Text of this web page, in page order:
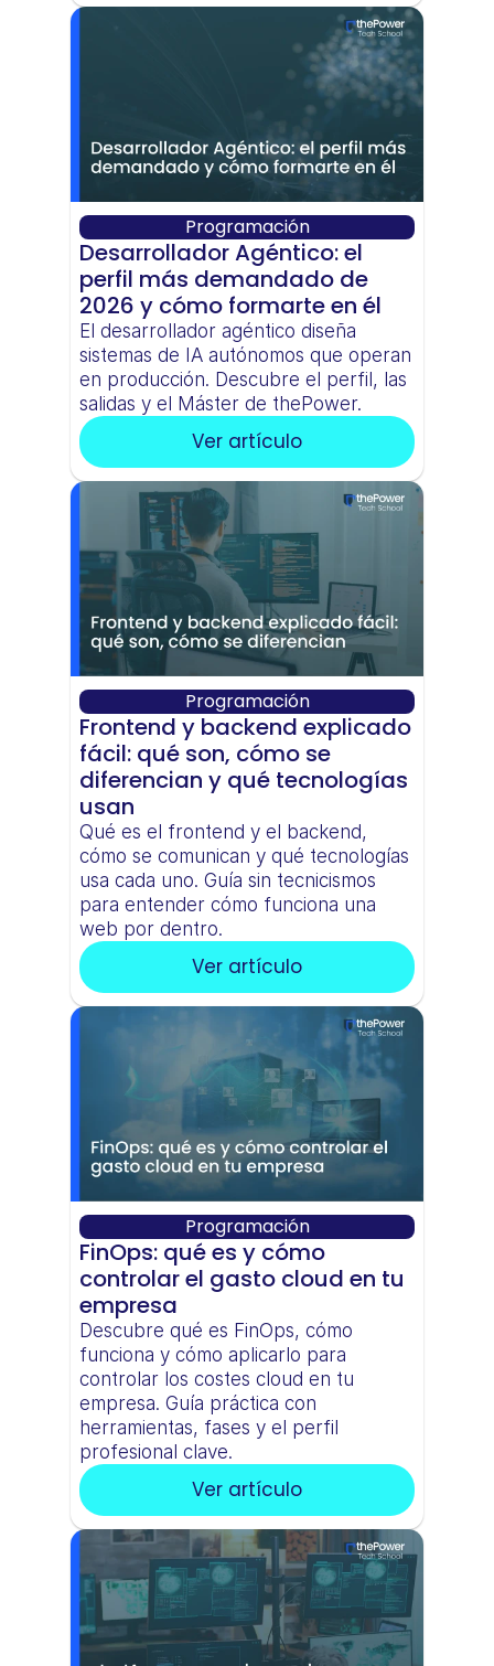
Programación
Desarrollador Agéntico: el
perfil más demandado de
2026 y cómo formarte en él
El desarrollador agéntico diseña
sistemas de IA autónomos que operan
en producción. Descubre el perfil, las
salidas y el Máster de thePower.
Ver artículo
Programación
Frontend y backend explicado
fácil: qué son, cómo se
diferencian y qué tecnologías
usan
Qué es el frontend y el backend,
cómo se comunican y qué tecnologías
usa cada uno. Guía sin tecnicismos
para entender cómo funciona una
web por dentro.
Ver artículo
Programación
FinOps: qué es y cómo
controlar el gasto cloud en tu
empresa
Descubre qué es FinOps, cómo
funciona y cómo aplicarlo para
controlar los costes cloud en tu
empresa. Guía práctica con
herramientas, fases y el perfil
profesional clave.
Ver artículo